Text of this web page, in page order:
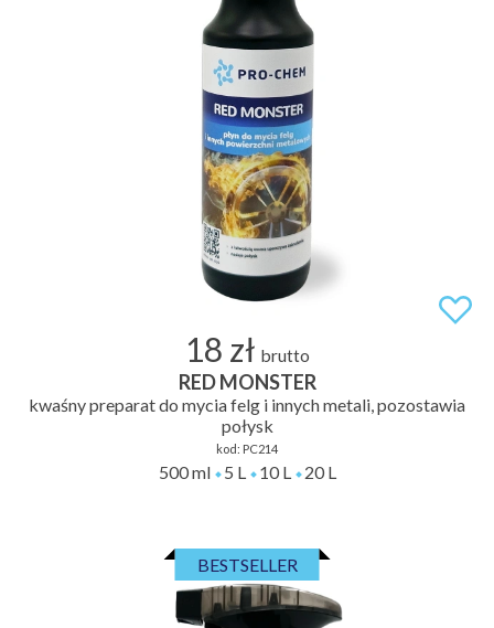
18 zł brutto
RED MONSTER
kwaśny preparat do mycia felg i innych metali, pozostawia
połysk
kod: PC214
500 ml 5 L 10 L 20 L
BESTSELLER